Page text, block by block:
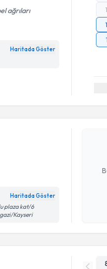
ağrıları
Haritada Göster
Haritada Göster
plaza kat/6
Kayseri
Fzt.
uzmandan